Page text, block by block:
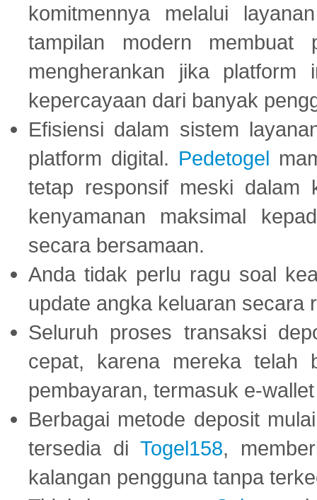
komitmennya melalui
tampilan modern membuat
mengherankan jika platform
kepercayaan dari banyak
Efisiensi dalam sistem
platform digital. Pedetogel
tetap responsif meski dalam
kenyamanan maksimal
secara bersamaan.
Anda tidak perlu ragu soal
update angka keluaran secara
Seluruh proses transaksi
cepat, karena mereka telah
pembayaran, termasuk e-
Berbagai metode deposit
tersedia di Togel158,
kalangan pengguna tanpa